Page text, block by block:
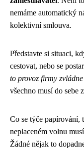
nemáme automatický
kolektivní smlouva.
Představte si situaci,
cestovat, nebo se
to provoz firmy
všechno musí do sebe
Co se týče papírování,
neplaceném volnu
Žádné nějak to